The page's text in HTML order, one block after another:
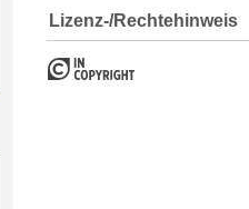
Lizenz-/Rechtehinweis